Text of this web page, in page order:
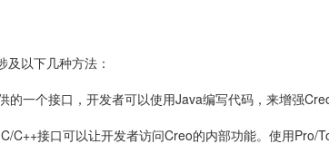
以下几种方法：
的一个接口，开发者可以使用Java编写代码，来增强
C++接口可以让开发者访问Creo的内部功能。使用